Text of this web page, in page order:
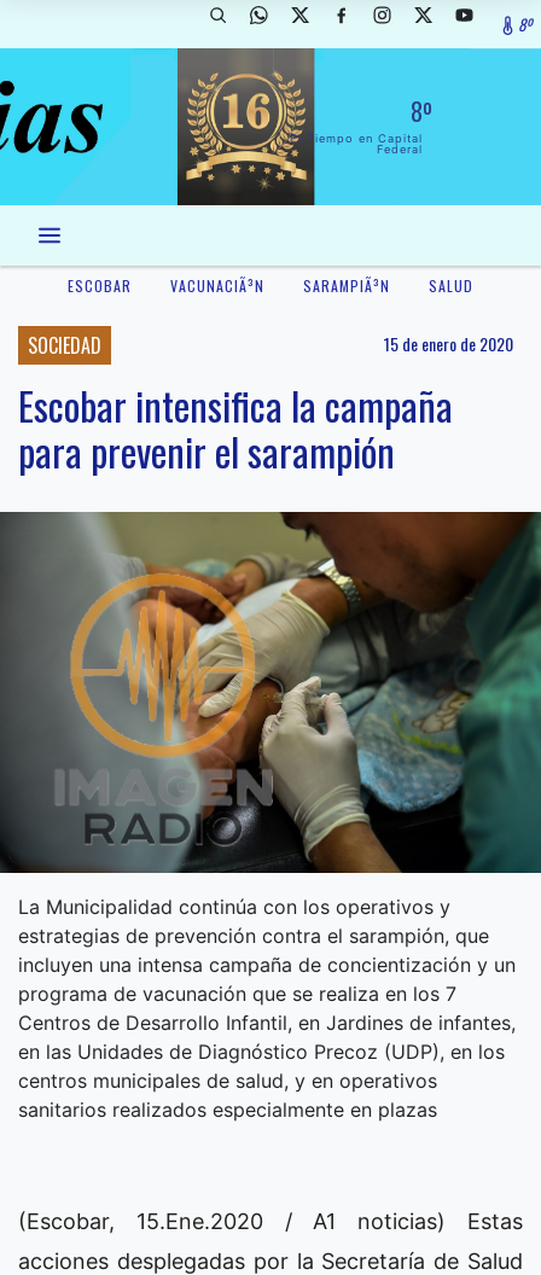
8º
8º
El Tiempo en Capital
Federal
ESCOBAR VACUNACIÃ³N SARAMPIÃ³N SALUD
SOCIEDAD 15 de enero de 2020
Escobar intensifica la campaña
para prevenir el sarampión
La Municipalidad continúa con los operativos y
estrategias de prevención contra el sarampión, que
incluyen una intensa campaña de concientización y un
programa de vacunación que se realiza en los 7
Centros de Desarrollo Infantil, en Jardines de infantes,
en las Unidades de Diagnóstico Precoz (UDP), en los
centros municipales de salud, y en operativos
sanitarios realizados especialmente en plazas
(Escobar, 15.Ene.2020 / A1 noticias) Estas
acciones desplegadas por la Secretaría de Salud